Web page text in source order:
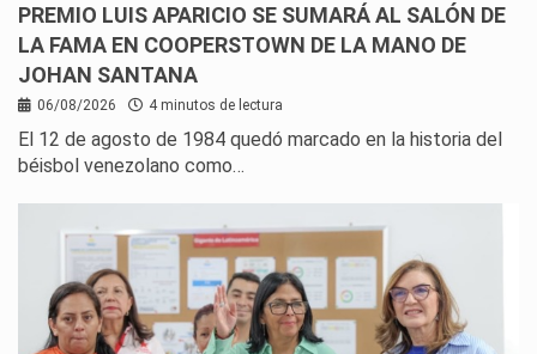
PREMIO LUIS APARICIO SE SUMARÁ AL SALÓN DE
LA FAMA EN COOPERSTOWN DE LA MANO DE
JOHAN SANTANA
06/08/2026 4 minutos de lectura
El 12 de agosto de 1984 quedó marcado en la historia del
béisbol venezolano como…